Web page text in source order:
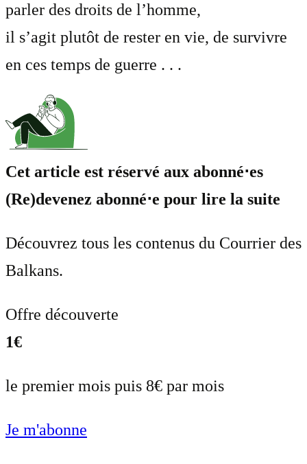
parler des droits de l’homme,
il s’agit plutôt de rester en vie, de survivre
en ces temps de guerre . . .
Cet article est réservé aux abonné⋅es
(Re)devenez abonné⋅e pour lire la suite
Découvrez tous les contenus du Courrier des
Balkans.
Offre découverte
1€
le premier mois puis 8€ par mois
Je m'abonne